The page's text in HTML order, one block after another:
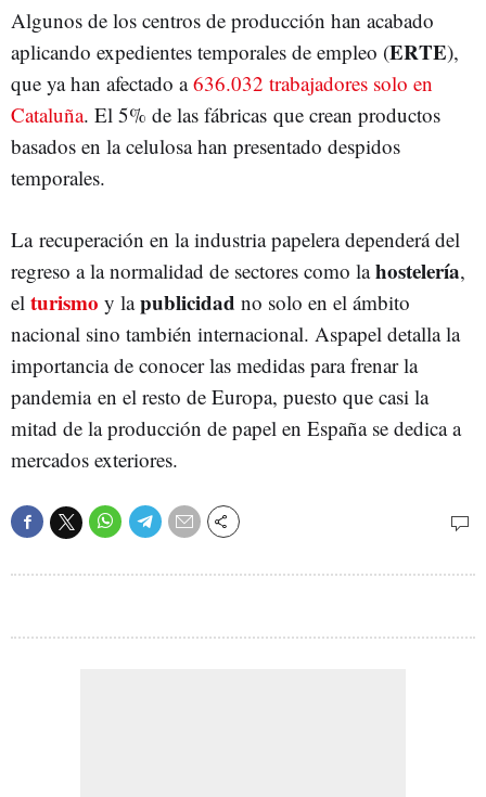
Algunos de los centros de producción han acabado
aplicando expedientes temporales de empleo (ERTE),
que ya han afectado a636.032 trabajadores solo en
Cataluña. El 5% de las fábricas que crean productos
basados en la celulosa han presentado despidos
temporales.
La recuperación en la industria papelera dependerá del
regreso a la normalidad de sectores como lahostelería,
el turismo y lapublicidad no solo en el ámbito
nacional sino también internacional. Aspapel detalla la
importancia de conocer las medidas para frenar la
pandemia en el resto de Europa, puesto que casi la
mitad de la producción de papel en España se dedica a
mercados exteriores.